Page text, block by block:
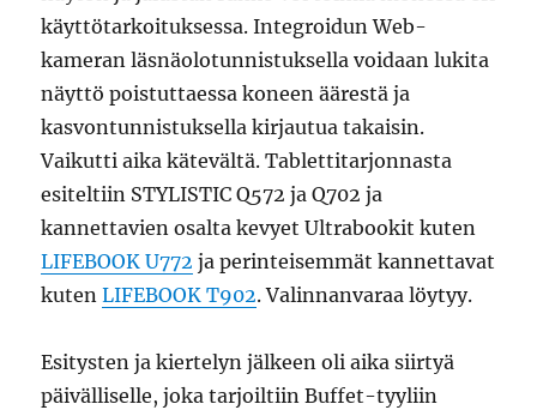
käyttötarkoituksessa. Integroidun Web-
kameran läsnäolotunnistuksella voidaan lukita
näyttö poistuttaessa koneen äärestä ja
kasvontunnistuksella kirjautua takaisin.
Vaikutti aika kätevältä. Tablettitarjonnasta
esiteltiin STYLISTIC Q572 ja Q702 ja
kannettavien osalta kevyet Ultrabookit kuten
LIFEBOOK U772 ja perinteisemmät kannettavat
kutenLIFEBOOK T902. Valinnanvaraa löytyy.
Esitysten ja kiertelyn jälkeen oli aika siirtyä
päivälliselle, joka tarjoiltiin Buffet-tyyliin